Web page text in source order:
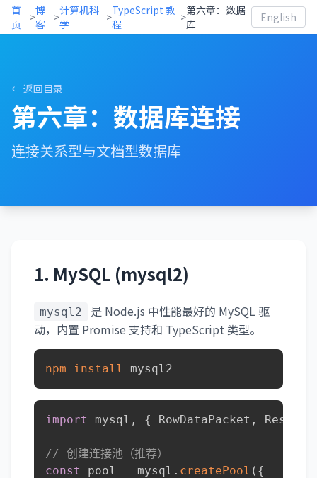
首
页
>博
客
>计算机科
学
>TypeScript 教
程
>第六章：数据
库
English
← 返回目录
第六章：数据库连接
连接关系型与文档型数据库
1. MySQL (mysql2)
mysql2
是 Node.js 中性能最好的 MySQL 驱
动，内置 Promise 支持和 TypeScript 类型。
npm install mysql2
import mysql , { RowDataPacket ,
// 创建连接池（推荐）
const
pool = mysql . createPool ( {